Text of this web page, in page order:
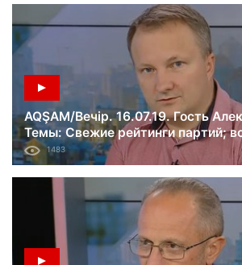
AQŞAM/Вечір. 16.07.19. Гость
Темы: Свежие рейтинги партий;
освобождения узников Кремля.
1483